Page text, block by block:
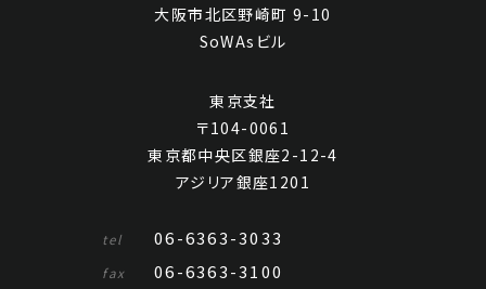
大阪市北区野崎町 9-10
SoWAsビル
東京支社
〒104-0061
東京都中央区銀座2-12-4
アジリア銀座1201
tel 06-6363-3033
fax 06-6363-3100